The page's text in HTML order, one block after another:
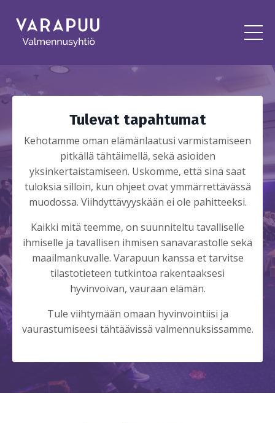
Tulevat tapahtumat
Kehotamme oman elämänlaatusi varmistamiseen
pitkällä tähtäimellä, sekä asioiden
yksinkertaistamiseen. Uskomme, että sinä saat
tuloksia silloin, kun ohjeet ovat ymmärrettävässä
muodossa. Viihdyttävyyskään ei ole pahitteeksi.
Kaikki mitä teemme, on suunniteltu tavalliselle
ihmiselle ja tavallisen ihmisen sanavarastolle sekä
maailmankuvalle. Varapuun kanssa et tarvitse
tilastotieteen tutkintoa rakentaaksesi
hyvinvoivan, vauraan elämän.
Tule viihtymään omaan hyvinvointiisi ja
vaurastumiseesi tähtäävissä valmennuksissamme.